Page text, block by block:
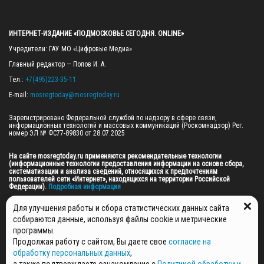
ИНТЕРНЕТ-ИЗДАНИЕ «ПОДМОСКОВЬЕ СЕГОДНЯ. ONLINE»
Учредители: ГАУ МО «Цифровые Медиа»
Главный редактор — Попов И. А.
Тел.: +7(495)223-35-11
E-mail: mosregtoday@mosregtoday.ru
Зарегистрировано Федеральной службой по надзору в сфере связи,
информационных технологий и массовых коммуникаций (Роскомнадзор) Рег.
номер ЭЛ № ФС77-89830 от 28.07.2025
На сайте mosregtoday.ru применяются рекомендательные технологии
(информационные технологии предоставления информации на основе сбора,
систематизации и анализа сведений, относящихся к предпочтениям
пользователей сети «Интернет», находящихся на территории Российской
Федерации). Подробная информация
© 2026 ПРАВА НА ВСЕ МАТЕРИАЛЫ САЙТА ПРИНАДЛЕЖАТ ГАУ МО "ЦИФРОВЫЕ
МЕДИА" (ОГРН: 1255000059467).
ПОЛИТИКА ОБРАБОТКИ И ЗАЩИТЫ ПЕРСОНАЛЬНЫХ ДАННЫХ
НОВОСТИ
Для улучшения работы и сбора статистических данных сайта
собираются данные, используя файлы cookie и метрические
программы.
Продолжая работу с сайтом, Вы даете свое согласие на
обработку персональных данных,